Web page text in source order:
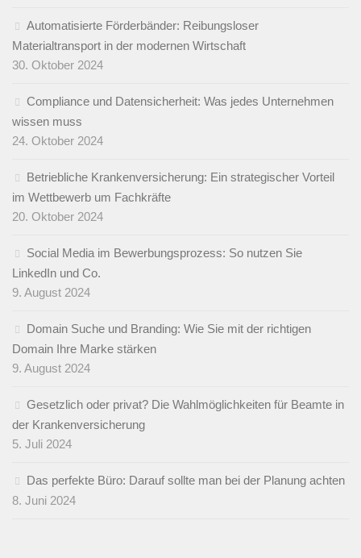
Automatisierte Förderbänder: Reibungsloser
Materialtransport in der modernen Wirtschaft
30. Oktober 2024
Compliance und Datensicherheit: Was jedes Unternehmen
wissen muss
24. Oktober 2024
Betriebliche Krankenversicherung: Ein strategischer Vorteil
im Wettbewerb um Fachkräfte
20. Oktober 2024
Social Media im Bewerbungsprozess: So nutzen Sie
LinkedIn und Co.
9. August 2024
Domain Suche und Branding: Wie Sie mit der richtigen
Domain Ihre Marke stärken
9. August 2024
Gesetzlich oder privat? Die Wahlmöglichkeiten für Beamte in
der Krankenversicherung
5. Juli 2024
Das perfekte Büro: Darauf sollte man bei der Planung achten
8. Juni 2024